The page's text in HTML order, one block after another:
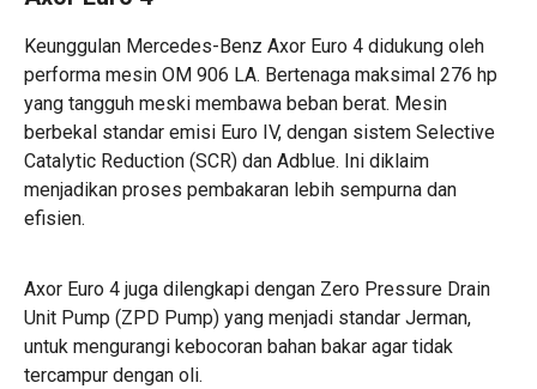
Keunggulan Mercedes-Benz Axor Euro 4 didukung oleh
performa mesin OM 906 LA. Bertenaga maksimal 276 hp
yang tangguh meski membawa beban berat. Mesin
berbekal standar emisi Euro IV, dengan sistem Selective
Catalytic Reduction (SCR) dan Adblue. Ini diklaim
menjadikan proses pembakaran lebih sempurna dan
efisien.
Axor Euro 4 juga dilengkapi dengan Zero Pressure Drain
Unit Pump (ZPD Pump) yang menjadi standar Jerman,
untuk mengurangi kebocoran bahan bakar agar tidak
tercampur dengan oli.